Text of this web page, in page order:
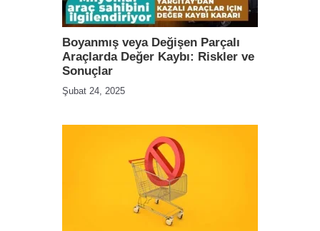
Boyanmış veya Değişen Parçalı
Araçlarda Değer Kaybı: Riskler ve
Sonuçlar
Şubat 24, 2025